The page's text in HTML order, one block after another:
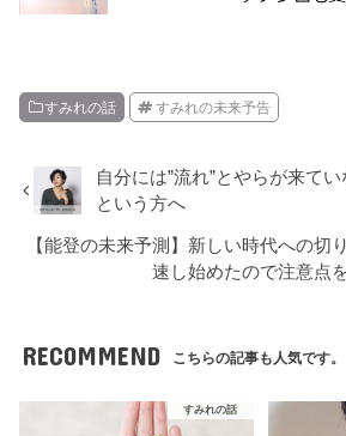
すみれの話 すみれの未来予告
自分には”流れ”とやらが来て
という方へ
【能登の未来予測】新しい時代への切
速し始めたので注意点
RECOMMEND こちらの記事も人気です。
すみれの話